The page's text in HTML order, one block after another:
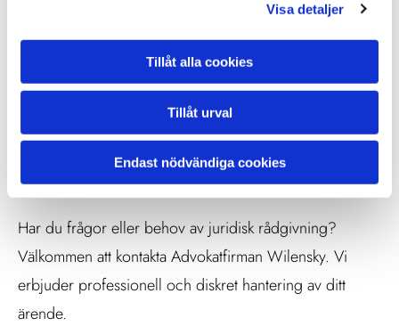
Visa detaljer
Tillåt alla cookies
Tillåt urval
Endast nödvändiga cookies
gäller att hantera dina juridiska ärenden på ett
professionellt och effektivt sätt.
Kontakta oss
Har du frågor eller behov av juridisk rådgivning?
Välkommen att kontakta Advokatfirman Wilensky. Vi
erbjuder professionell och diskret hantering av ditt
ärende.